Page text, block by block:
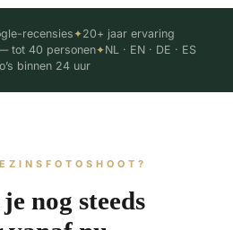
recensies✦20+ jaar ervaring
tot 40 personen✦NL · EN · DE · ES
binnen 24 uur
nog steeds